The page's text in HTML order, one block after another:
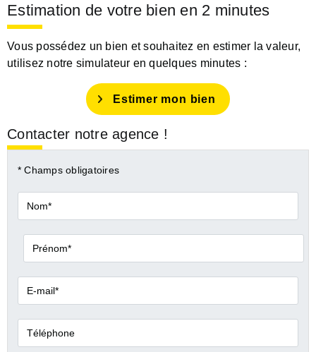
Estimation de votre bien en 2 minutes
Vous possédez un bien et souhaitez en estimer la valeur,
utilisez notre simulateur en quelques minutes :
Estimer mon bien
Contacter notre agence !
* Champs obligatoires
Nom*
Prénom*
E-
mail*
Téléphone